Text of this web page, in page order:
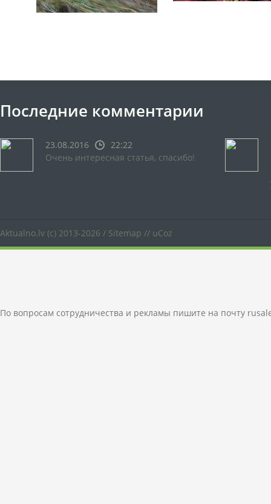
Последние комментарии
23.08.2016
22:22
Очень интересная статья, спасибо!
Aktualno.lv (c) 2013-2026 / Sitemap // uCoz
По вопросам сотрудничества и рекламы пишите на почту